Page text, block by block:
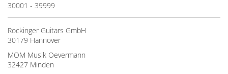
30001 - 39999
Rockinger Guitars GmbH
30179 Hannover
MOM Musik Oevermann
32427 Minden